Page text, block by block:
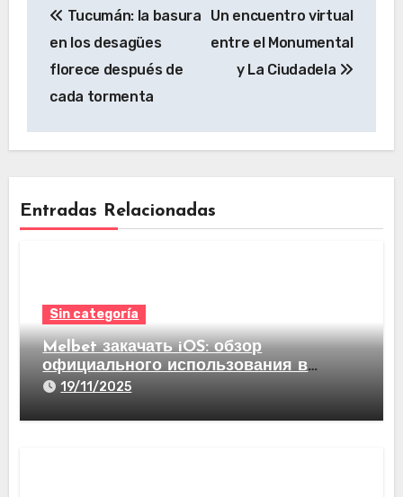
Tucumán: la basura
en los desagües
florece después de
cada tormenta
Un encuentro virtual
entre el Monumental
y La Ciudadela
Entradas Relacionadas
Sin categoría
Melbet закачать iOS: обзор
официального использования в
видах став на спорт а еще казино
19/11/2025